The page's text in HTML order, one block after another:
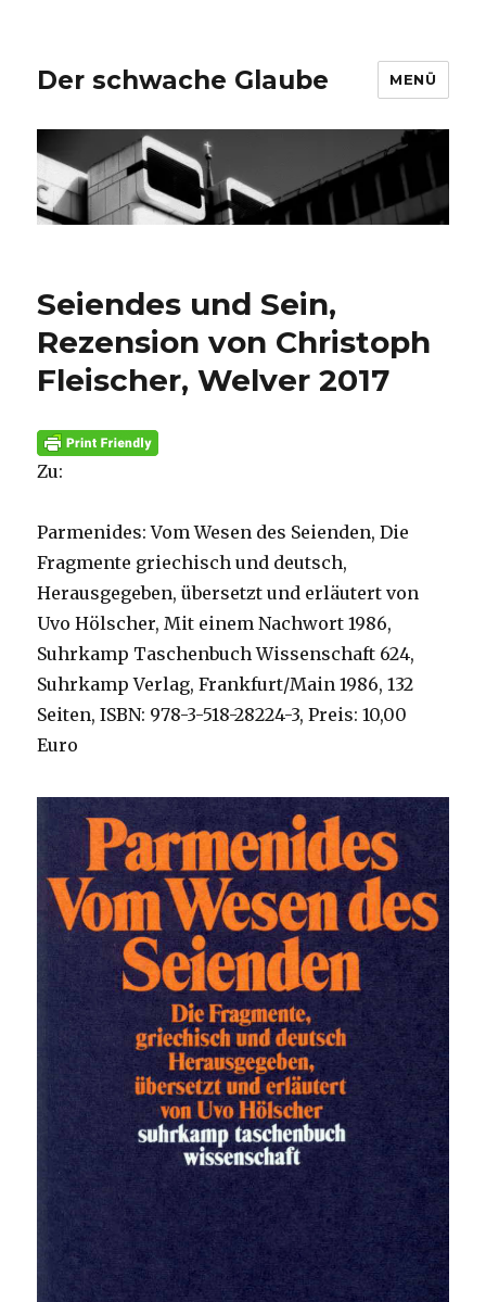
Der schwache Glaube MENÜ
Seiendes und Sein,
Rezension von Christoph
Fleischer, Welver 2017
Zu:
Parmenides: Vom Wesen des Seienden, Die
Fragmente griechisch und deutsch,
Herausgegeben, übersetzt und erläutert von
Uvo Hölscher, Mit einem Nachwort 1986,
Suhrkamp Taschenbuch Wissenschaft 624,
Suhrkamp Verlag, Frankfurt/Main 1986, 132
Seiten, ISBN: 978-3-518-28224-3, Preis: 10,00
Euro